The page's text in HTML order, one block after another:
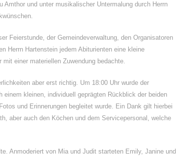
und unter musikalischer Untermalung durch Herrn
Feierstunde, der Gemeindeverwaltung, den Organisatoren
Herrn Hartenstein jedem Abiturienten eine kleine
einer materiellen Zuwendung bedachte.
aber erst richtig. Um 18:00 Uhr wurde der
kleinen, individuell geprägten Rückblick der beiden
und Erinnerungen begleitet wurde. Ein Dank gilt hierbei
aber auch den Köchen und dem Servicepersonal, welche
Anmoderiert von Mia und Judit starteten Emily, Janine und